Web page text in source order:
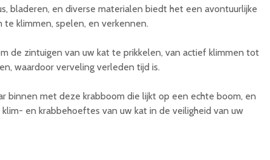
bladeren, en diverse materialen biedt het een avontuurlijke
te klimmen, spelen, en verkennen.
de zintuigen van uw kat te prikkelen, van actief klimmen tot
waardoor verveling verleden tijd is.
binnen met deze krabboom die lijkt op een echte boom, en
en krabbehoeftes van uw kat in de veiligheid van uw